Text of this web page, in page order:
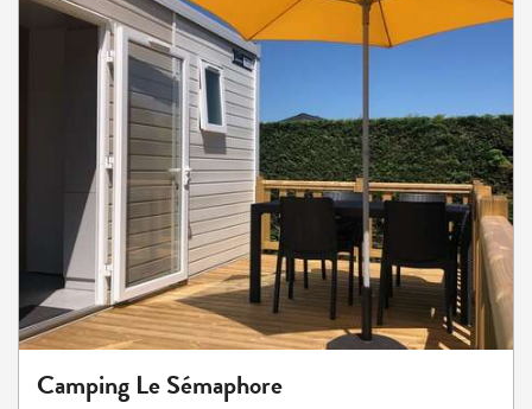
Camping Le Sémaphore